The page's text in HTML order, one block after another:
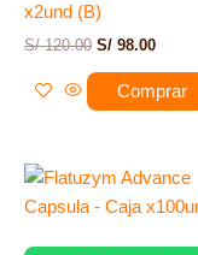
x2und (B)
S/120.00 S/ 98.00
Comprar